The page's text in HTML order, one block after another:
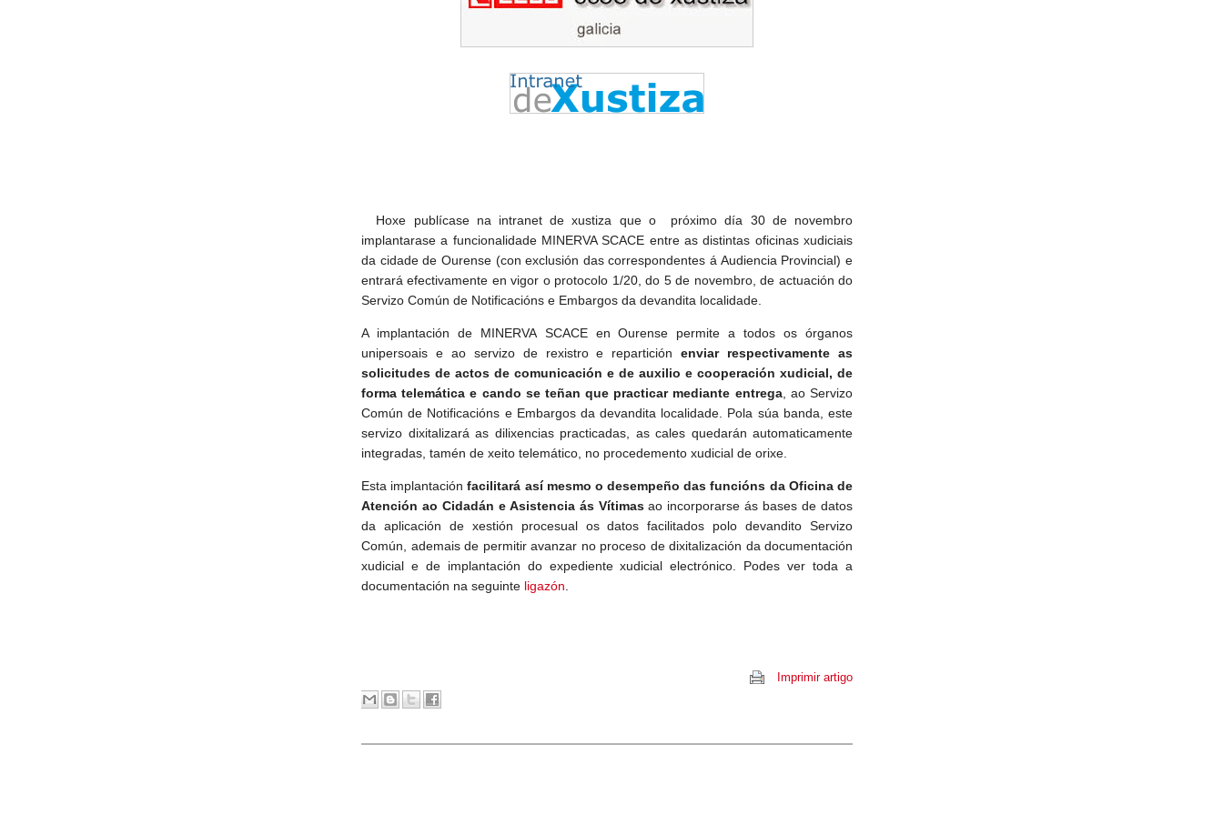
Hoxe publícase na intranet de xustiza que o próximo día 30 de novembro
implantarase a funcionalidade MINERVA SCACE entre as distintas oficinas xudiciais
da cidade de Ourense (con exclusión das correspondentes á Audiencia Provincial) e
entrará efectivamente en vigor o protocolo 1/20, do 5 de novembro, de actuación do
Servizo Común de Notificacións e Embargos da devandita localidade.
A implantación de MINERVA SCACE en Ourense permite a todos os órganos
unipersoais e ao servizo de rexistro e reparticiónenviar respectivamente as
solicitudes de actos de comunicación e de auxilio e cooperación xudicial, de
forma telemática e cando se teñan que practicar mediante entrega, ao Servizo
Común de Notificacións e Embargos da devandita localidade. Pola súa banda, este
servizo dixitalizará as dilixencias practicadas, as cales quedarán automaticamente
integradas, tamén de xeito telemático, no procedemento xudicial de orixe.
Esta implantaciónfacilitará así mesmo o desempeño das funcións da Oficina de
Atención ao Cidadán e Asistencia ás Vítimasao incorporarse ás bases de datos
da aplicación de xestión procesual os datos facilitados polo devandito Servizo
Común, ademais de permitir avanzar no proceso de dixitalización da documentación
xudicial e de implantación do expediente xudicial electrónico. Podes ver toda a
documentación na seguinte ligazón
Imprimir artigo